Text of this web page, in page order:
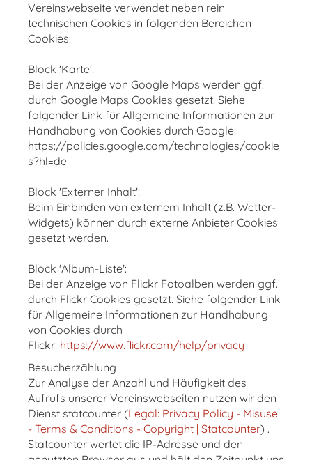
Vereinswebseite verwendet neben rein
technischen Cookies in folgenden Bereichen
Cookies:
Block 'Karte':
Bei der Anzeige von Google Maps werden ggf.
durch Google Maps Cookies gesetzt. Siehe
folgender Link für Allgemeine Informationen zur
Handhabung von Cookies durch Google:
https://policies.google.com/technologies/cookie
s?hl=de
Block 'Externer Inhalt':
Beim Einbinden von externem Inhalt (z.B. Wetter-
Widgets) können durch externe Anbieter Cookies
gesetzt werden.
Block 'Album-Liste':
Bei der Anzeige von Flickr Fotoalben werden ggf.
durch Flickr Cookies gesetzt. Siehe folgender Link
für Allgemeine Informationen zur Handhabung
von Cookies durch
Flickr: https://www.flickr.com/help/privacy
Besucherzählung
Zur Analyse der Anzahl und Häufigkeit des
Aufrufs unserer Vereinswebseiten nutzen wir den
Dienst statcounter (Legal: Privacy Policy - Misuse
- Terms & Conditions - Copyright | Statcounter) .
Statcounter wertet die IP-Adresse und den